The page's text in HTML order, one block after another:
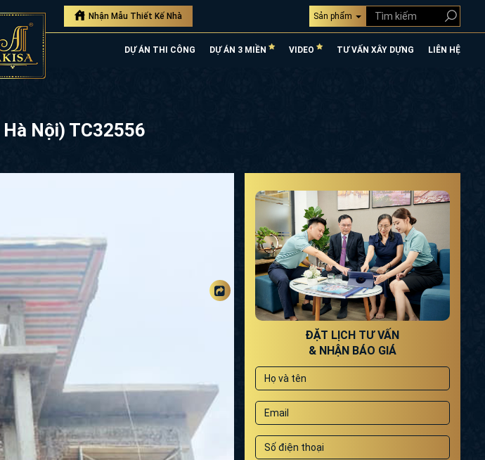
Nhận Mẫu Thiết Kế Nhà Sản phẩm
DỰ ÁN THI CÔNG DỰ ÁN 3 MIỀN VIDEO TƯ VẤN XÂY DỰNG LIÊN HỆ
Nội) TC32556
ĐẶT LỊCH TƯ VẤN
& NHẬN BÁO GIÁ